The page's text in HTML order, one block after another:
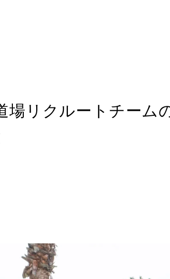
場リクルートチーム